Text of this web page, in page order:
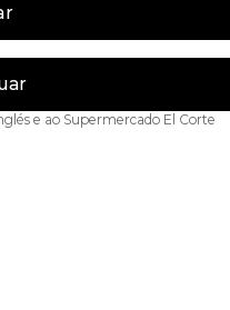
e ao Supermercado El Corte